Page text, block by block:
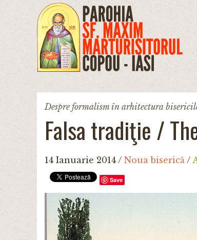
Mergi la conţinutul principal
Despre formalism în arhitectura
Falsa tradiţie /
14 Ianuarie 2014 / Noua biserică /
Save